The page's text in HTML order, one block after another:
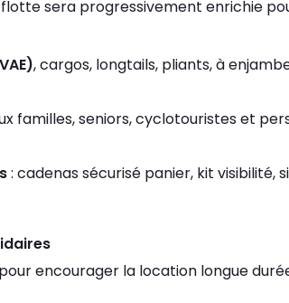
sera progressivement enrichie
, cargos, longtails, pliants, à
familles, seniors, cyclotouristes et
: cadenas sécurisé panier, kit visibilité,
encourager la location longue